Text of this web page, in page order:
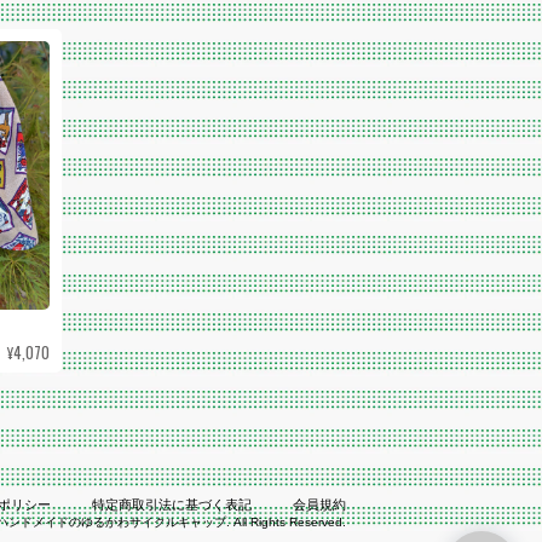
¥4,070
リシー 特定商取引法に基づく表記 会員規約
ンドメイドのゆるかわサイクルキャップ. All Rights Reserved.